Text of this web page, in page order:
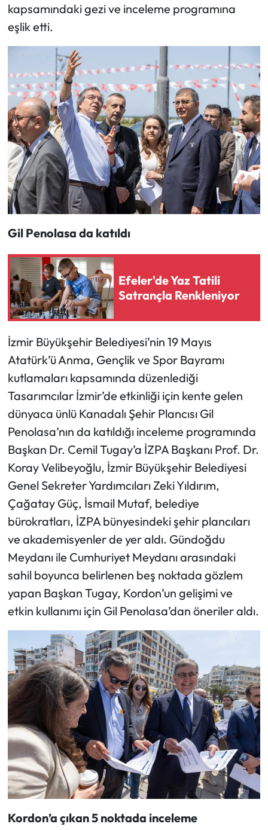
kapsamındaki gezi ve inceleme programına
eşlik etti.
Gil Penolasa da katıldı
Efeler'de Yaz Tatili
Satrançla Renkleniyor
İzmir Büyükşehir Belediyesi’nin 19 Mayıs
Atatürk’ü Anma, Gençlik ve Spor Bayramı
kutlamaları kapsamında düzenlediği
Tasarımcılar İzmir’de etkinliği için kente gelen
dünyaca ünlü Kanadalı Şehir Plancısı Gil
Penolasa’nın da katıldığı inceleme programında
Başkan Dr. Cemil Tugay’a İZPA Başkanı Prof. Dr.
Koray Velibeyoğlu, İzmir Büyükşehir Belediyesi
Genel Sekreter Yardımcıları Zeki Yıldırım,
Çağatay Güç, İsmail Mutaf, belediye
bürokratları, İZPA bünyesindeki şehir plancıları
ve akademisyenler de yer aldı. Gündoğdu
Meydanı ile Cumhuriyet Meydanı arasındaki
sahil boyunca belirlenen beş noktada gözlem
yapan Başkan Tugay, Kordon’un gelişimi ve
etkin kullanımı için Gil Penolasa’dan öneriler aldı.
Kordon’a çıkan 5 noktada inceleme